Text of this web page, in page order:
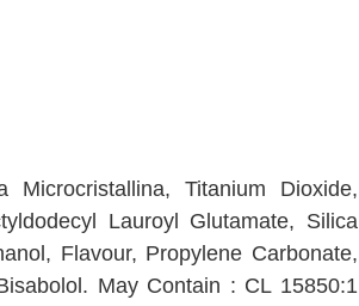
Microcristallina, Titanium Dioxide,
Lauroyl Glutamate, Silica
Flavour, Propylene Carbonate,
May Contain : CL 15850:1